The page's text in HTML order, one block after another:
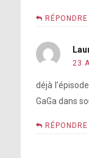
RÉPONDRE
23
déjà
GaGa dans
RÉPONDRE